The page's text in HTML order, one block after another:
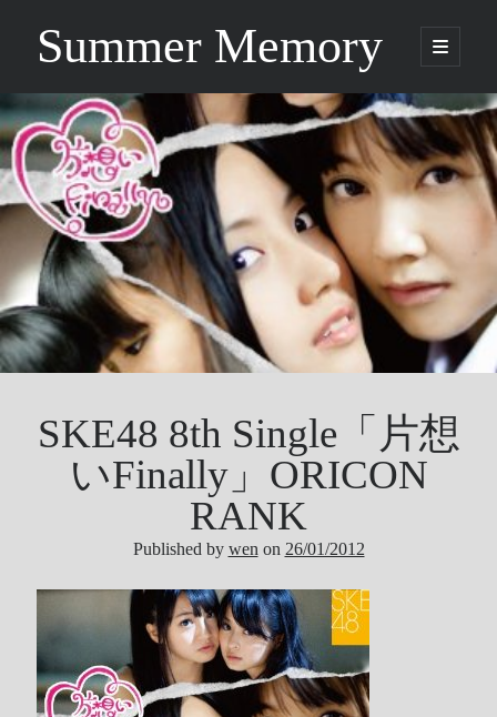
Summer Memory
open
primary
Sidebar
Search
Search
Categories
Being Music
GARNET CROW
Life
Music
ORICON
Other
Recent Posts
SKE48 8th Single「片想
いFinally」ORICON
RANK
Published by wen on 26/01/2012